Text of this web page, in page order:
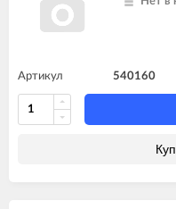
Артикул 540160